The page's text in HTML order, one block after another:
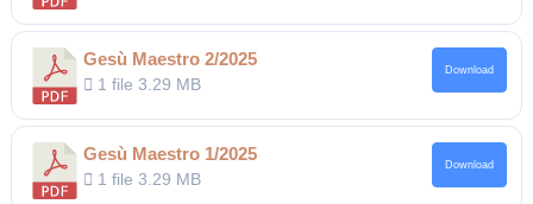
Gesù Maestro 2/2025
1 file3.29 MB
Download
Gesù Maestro 1/2025
1 file3.29 MB
Download